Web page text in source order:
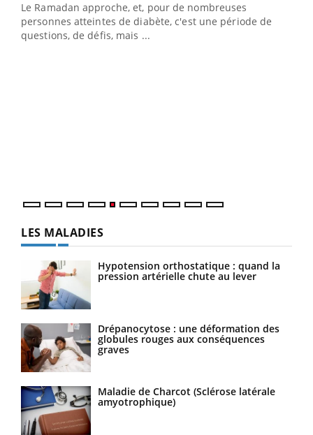
Le Ramadan approche, et, pour de nombreuses
personnes atteintes de diabète, c'est une période de
questions, de défis, mais ...
Un établissement lié à un groupe mutualiste innove en
matière de bilan de santé : l'utilisation d'un « jumeau
LES MALADIES
Hypotension orthostatique : quand la
pression artérielle chute au lever
Drépanocytose : une déformation des
globules rouges aux conséquences
graves
Maladie de Charcot (Sclérose latérale
amyotrophique)